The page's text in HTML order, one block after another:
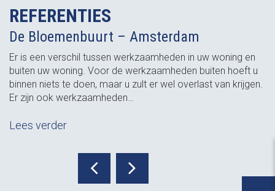
REFERENTIES
De Bloemenbuurt – Amsterdam
Er is een verschil tussen werkzaamheden in uw woning en
buiten uw woning. Voor de werkzaamheden buiten hoeft u
binnen niets te doen, maar u zult er wel overlast van krijgen.
Er zijn ook werkzaamheden…
Lees verder